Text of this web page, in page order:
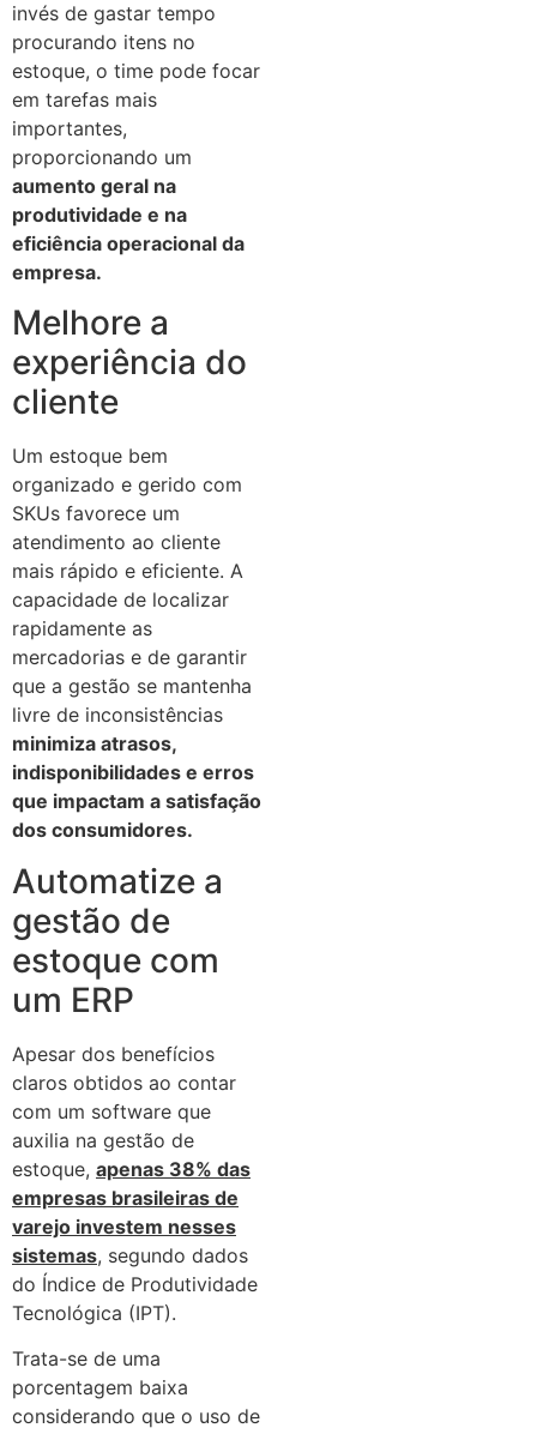
invés de gastar tempo
procurando itens no
estoque, o time pode focar
em tarefas mais
importantes,
proporcionando um
aumento geral na
produtividade e na
eficiência operacional da
empresa.
Melhore a
experiência do
cliente
Um estoque bem
organizado e gerido com
SKUs favorece um
atendimento ao cliente
mais rápido e eficiente. A
capacidade de localizar
rapidamente as
mercadorias e de garantir
que a gestão se mantenha
livre de inconsistências
minimiza atrasos,
indisponibilidades e erros
que impactam a satisfação
dos consumidores.
Automatize a
gestão de
estoque com
um ERP
Apesar dos benefícios
claros obtidos ao contar
com um software que
auxilia na gestão de
estoque, apenas 38% das
empresas brasileiras de
varejo investem nesses
sistemas, segundo dados
do Índice de Produtividade
Tecnológica (IPT).
Trata-se de uma
porcentagem baixa
considerando que o uso de